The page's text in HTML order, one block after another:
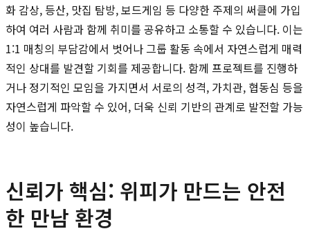
화 감상, 등산, 맛집 탐방, 보드게임 등 다양한 주제의 써클에 가입
하여 여러 사람과 함께 취미를 공유하고 소통할 수 있습니다. 이는
1:1 매칭의 부담감에서 벗어나 그룹 활동 속에서 자연스럽게 매력
적인 상대를 발견할 기회를 제공합니다. 함께 프로젝트를 진행하
거나 정기적인 모임을 가지면서 서로의 성격, 가치관, 협동심 등을
자연스럽게 파악할 수 있어, 더욱 신뢰 기반의 관계로 발전할 가능
성이 높습니다.
신뢰가 핵심: 위피가 만드는 안전
한 만남 환경